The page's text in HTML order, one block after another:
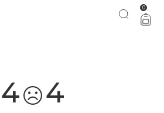
pra comemorar com a gente aproveita! 0
4 4